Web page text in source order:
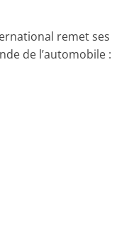
remet ses
de l’automobile :